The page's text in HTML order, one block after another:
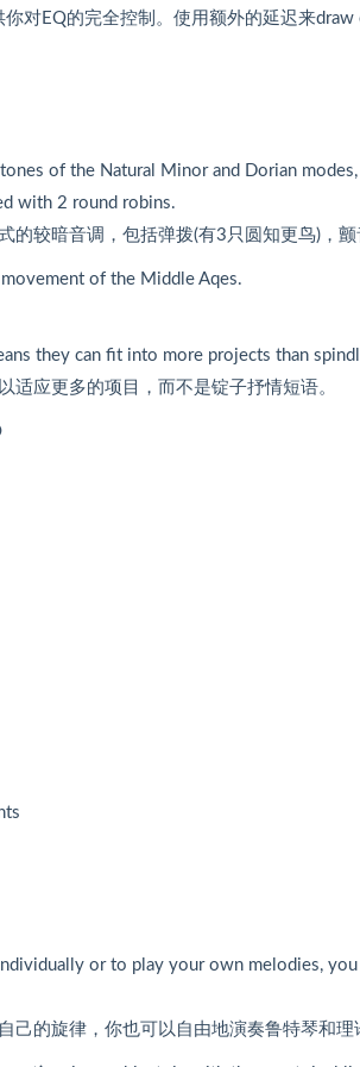
对EQ的完全控制。使用额外的延迟来
tones of the Natural Minor and Dorian
with 2 round robins.
的较暗音调，包括弹拨(有3只圆知更鸟)，
of the Middle Aqes.
they can fit into more projects than
适应更多的项目，而不是锭子抒情短语。
or to play your own melodies,
己的旋律，你也可以自由地演奏鲁特琴和理